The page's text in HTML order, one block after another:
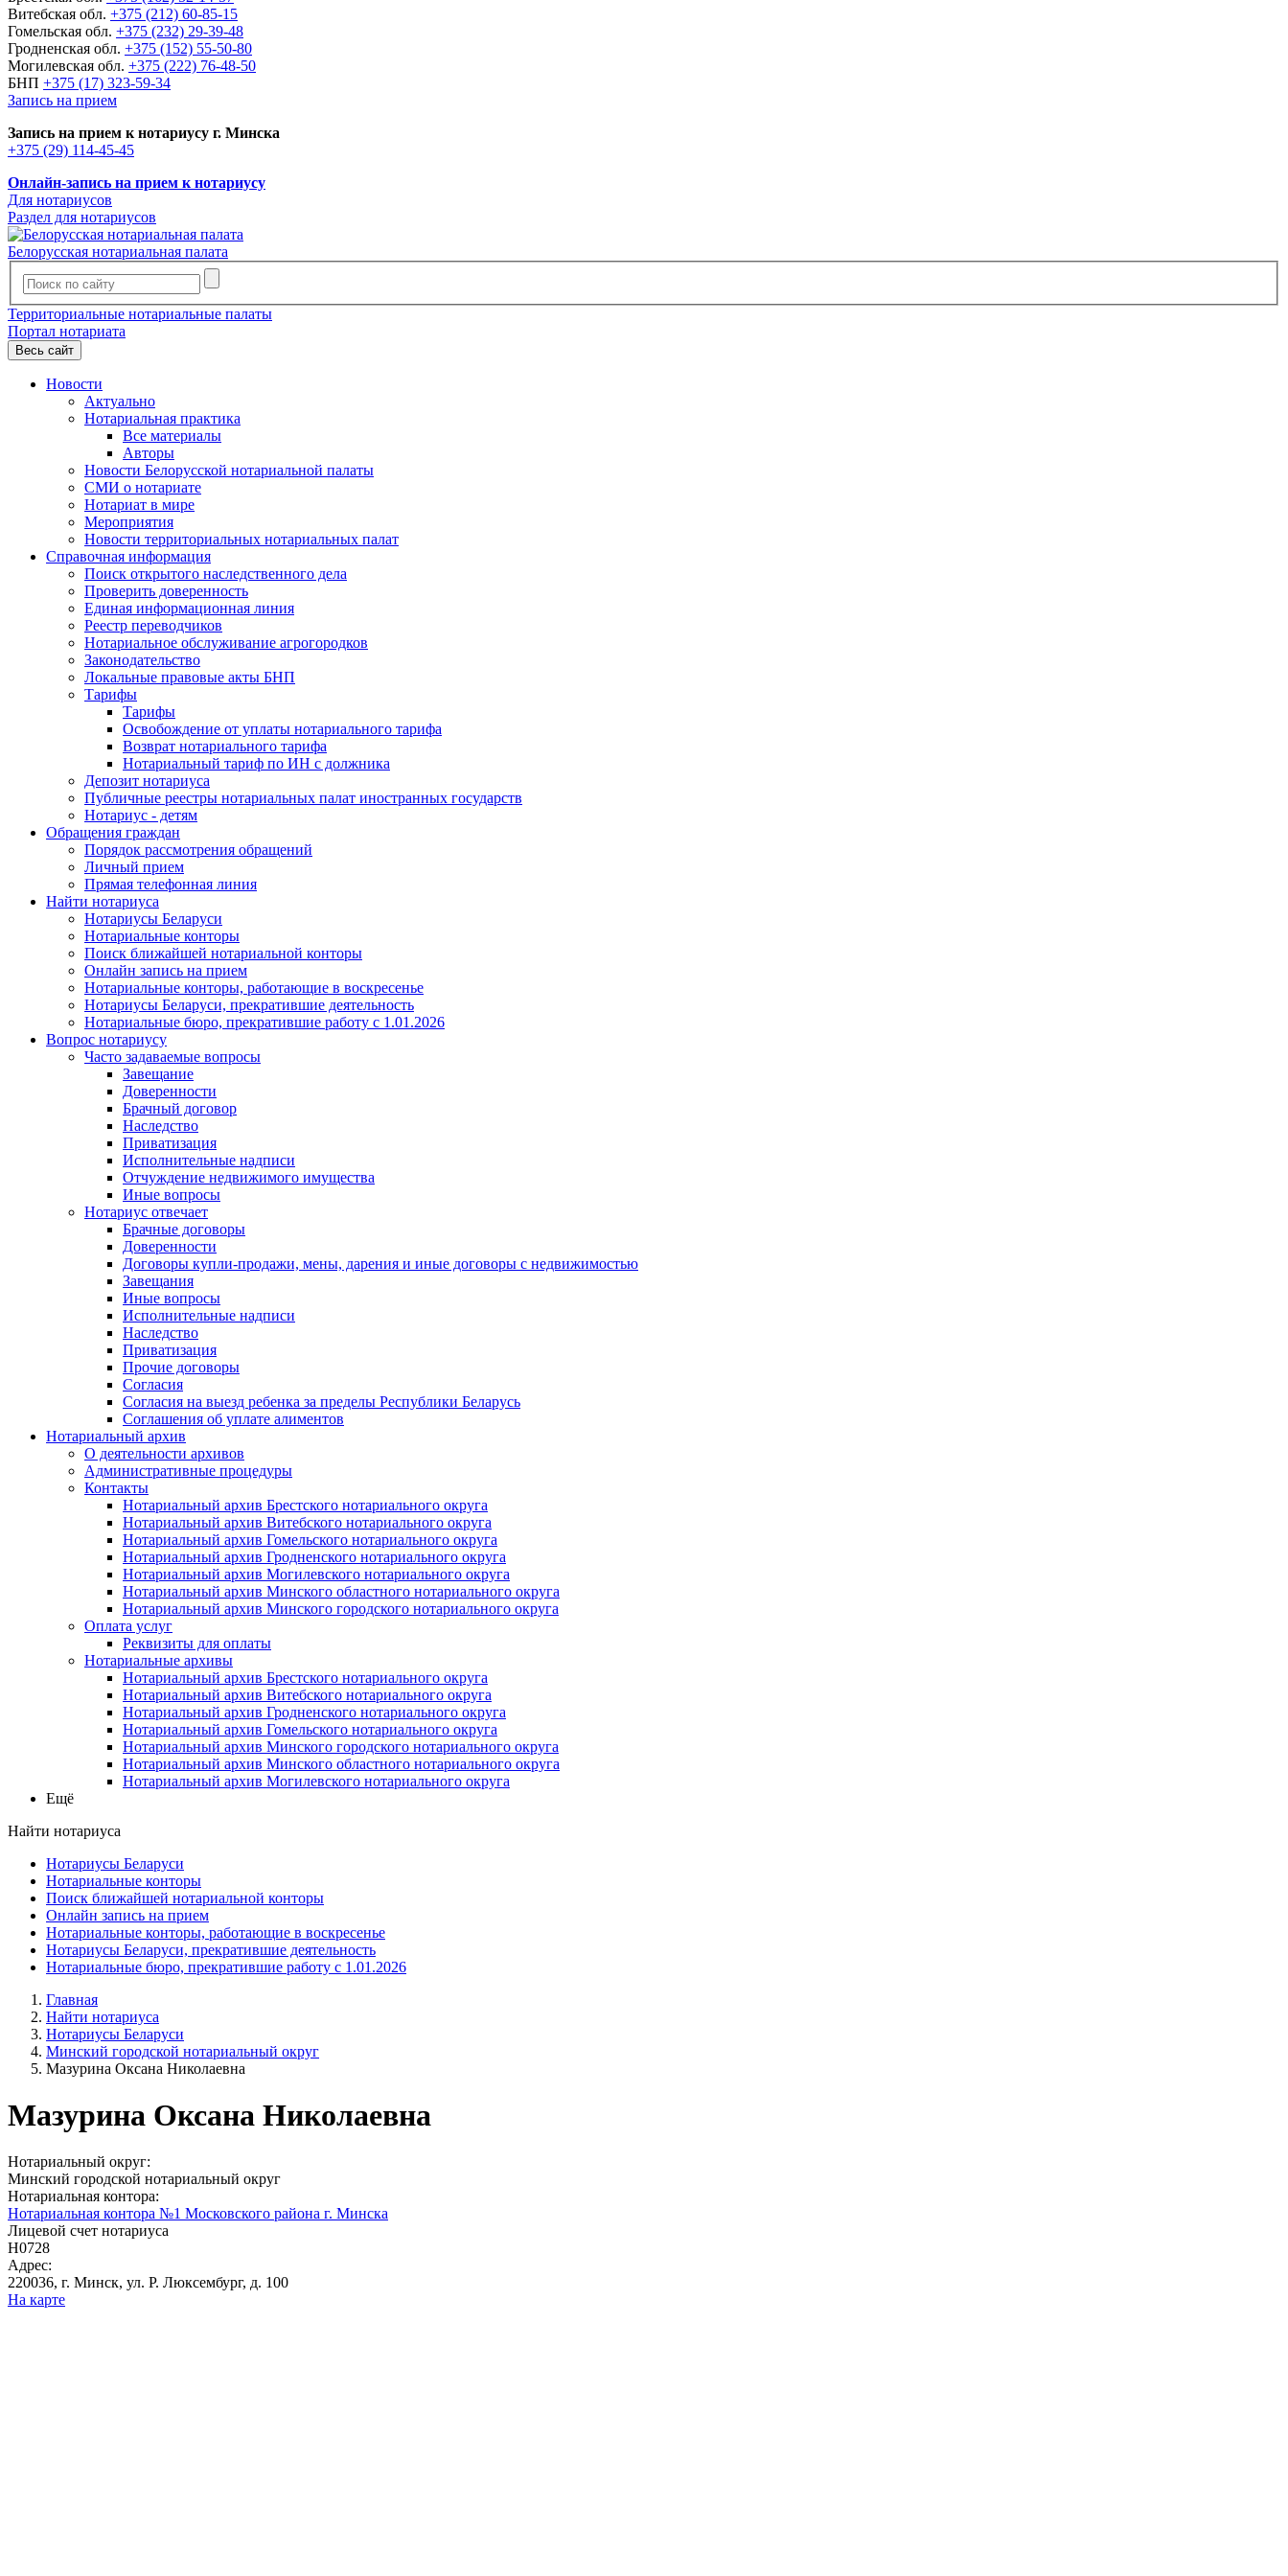
Витебская обл. +375 (212) 60-85-15
Гомельская обл. +375 (232) 29-39-48
Гродненская обл. +375 (152) 55-50-80
Могилевская обл. +375 (222) 76-48-50
БНП +375 (17) 323-59-34
Запись на прием
Запись на прием к нотариусу г. Минска
+375 (29) 114-45-45
Онлайн-запись на прием к нотариусу
Для нотариусов
Раздел для нотариусов
Белорусская нотариальная палата
Территориальные нотариальные палаты
Портал нотариата
Весь сайт
Новости
Актуально
Нотариальная практика
Все материалы
Авторы
Новости Белорусской нотариальной палаты
СМИ о нотариате
Нотариат в мире
Мероприятия
Новости территориальных нотариальных палат
Справочная информация
Поиск открытого наследственного дела
Проверить доверенность
Единая информационная линия
Реестр переводчиков
Нотариальное обслуживание агрогородков
Законодательство
Локальные правовые акты БНП
Тарифы
Тарифы
Освобождение от уплаты нотариального тарифа
Возврат нотариального тарифа
Нотариальный тариф по ИН с должника
Депозит нотариуса
Публичные реестры нотариальных палат иностранных государств
Нотариус - детям
Обращения граждан
Порядок рассмотрения обращений
Личный прием
Прямая телефонная линия
Найти нотариуса
Нотариусы Беларуси
Нотариальные конторы
Поиск ближайшей нотариальной конторы
Онлайн запись на прием
Нотариальные конторы, работающие в воскресенье
Нотариусы Беларуси, прекратившие деятельность
Нотариальные бюро, прекратившие работу с 1.01.2026
Вопрос нотариусу
Часто задаваемые вопросы
Завещание
Доверенности
Брачный договор
Наследство
Приватизация
Исполнительные надписи
Отчуждение недвижимого имущества
Иные вопросы
Нотариус отвечает
Брачные договоры
Доверенности
Договоры купли-продажи, мены, дарения и иные договоры с недвижимостью
Завещания
Иные вопросы
Исполнительные надписи
Наследство
Приватизация
Прочие договоры
Согласия
Согласия на выезд ребенка за пределы Республики Беларусь
Соглашения об уплате алиментов
Нотариальный архив
О деятельности архивов
Административные процедуры
Контакты
Нотариальный архив Брестского нотариального округа
Нотариальный архив Витебского нотариального округа
Нотариальный архив Гомельского нотариального округа
Нотариальный архив Гродненского нотариального округа
Нотариальный архив Могилевского нотариального округа
Нотариальный архив Минского областного нотариального округа
Нотариальный архив Минского городского нотариального округа
Оплата услуг
Реквизиты для оплаты
Нотариальные архивы
Нотариальный архив Брестского нотариального округа
Нотариальный архив Витебского нотариального округа
Нотариальный архив Гродненского нотариального округа
Нотариальный архив Гомельского нотариального округа
Нотариальный архив Минского городского нотариального округа
Нотариальный архив Минского областного нотариального округа
Нотариальный архив Могилевского нотариального округа
Ещё
Найти нотариуса
Нотариусы Беларуси
Нотариальные конторы
Поиск ближайшей нотариальной конторы
Онлайн запись на прием
Нотариальные конторы, работающие в воскресенье
Нотариусы Беларуси, прекратившие деятельность
Нотариальные бюро, прекратившие работу с 1.01.2026
Главная
Найти нотариуса
Нотариусы Беларуси
Минский городской нотариальный округ
Мазурина Оксана Николаевна
Мазурина Оксана Николаевна
Нотариальный округ:
Минский городской нотариальный округ
Нотариальная контора:
Нотариальная контора №1 Московского района г. Минска
Лицевой счет нотариуса
Н0728
Адрес:
220036, г. Минск, ул. Р. Люксембург, д. 100
На карте